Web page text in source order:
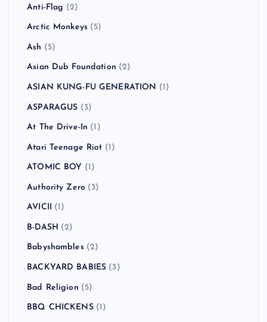
Anti-Flag (2)
Arctic Monkeys (5)
Ash (5)
Asian Dub Foundation (2)
ASIAN KUNG-FU GENERATION (1)
ASPARAGUS (3)
At The Drive-In (1)
Atari Teenage Riot (1)
ATOMIC BOY (1)
Authority Zero (3)
AVICII (1)
B-DASH (2)
Babyshambles(2)
BACKYARD BABIES (3)
Bad Religion (5)
BBQ CHICKENS(1)